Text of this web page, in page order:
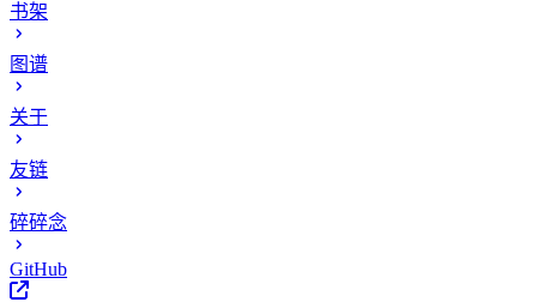
书架
图谱
关于
友链
碎碎念
GitHub